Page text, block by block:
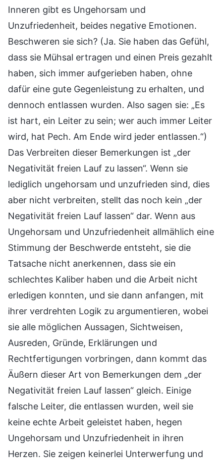
Inneren gibt es Ungehorsam und
Unzufriedenheit, beides negative Emotionen.
Beschweren sie sich? (Ja. Sie haben das Gefühl,
dass sie Mühsal ertragen und einen Preis gezahlt
haben, sich immer aufgerieben haben, ohne
dafür eine gute Gegenleistung zu erhalten, und
dennoch entlassen wurden. Also sagen sie: „Es
ist hart, ein Leiter zu sein; wer auch immer Leiter
wird, hat Pech. Am Ende wird jeder entlassen.“)
Das Verbreiten dieser Bemerkungen ist „der
Negativität freien Lauf zu lassen“. Wenn sie
lediglich ungehorsam und unzufrieden sind, dies
aber nicht verbreiten, stellt das noch kein „der
Negativität freien Lauf lassen“ dar. Wenn aus
Ungehorsam und Unzufriedenheit allmählich eine
Stimmung der Beschwerde entsteht, sie die
Tatsache nicht anerkennen, dass sie ein
schlechtes Kaliber haben und die Arbeit nicht
erledigen konnten, und sie dann anfangen, mit
ihrer verdrehten Logik zu argumentieren, wobei
sie alle möglichen Aussagen, Sichtweisen,
Ausreden, Gründe, Erklärungen und
Rechtfertigungen vorbringen, dann kommt das
Äußern dieser Art von Bemerkungen dem „der
Negativität freien Lauf lassen“ gleich. Einige
falsche Leiter, die entlassen wurden, weil sie
keine echte Arbeit geleistet haben, hegen
Ungehorsam und Unzufriedenheit in ihren
Herzen. Sie zeigen keinerlei Unterwerfung und